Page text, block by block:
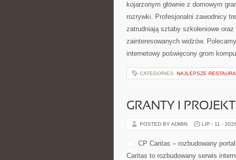
kojarzonym głównie z domowym
rozrywki. Profesjonalni zawodnicy
zatrudniają sztaby szkoleniowe
zainteresowanych widzów.
internetowy poświęcony grom
CATEGORIES: NAJLEPSZE
GRANTY I
POSTED BY ADMIN LIP - 11 - 2026
CP Caritas – rozbudowany
Caritas to rozbudowany serwis